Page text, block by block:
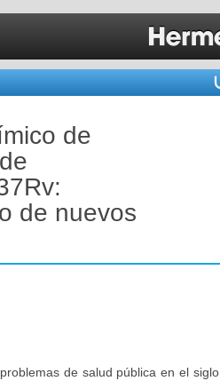
de
de nuevos
de salud pública en el siglo